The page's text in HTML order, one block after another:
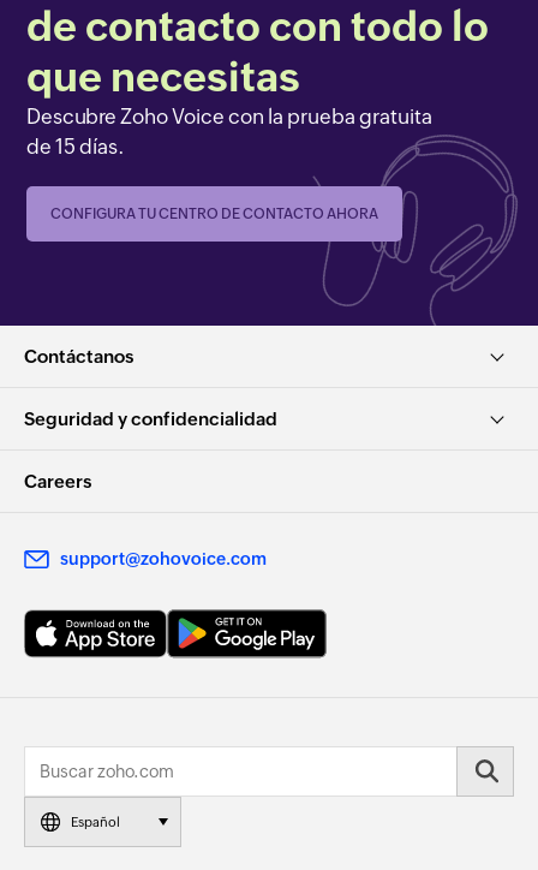
de contacto con todo lo
que necesitas
Descubre Zoho Voice con la prueba gratuita
de 15 días.
CONFIGURA TU CENTRO DE CONTACTO AHORA
Contáctanos
Seguridad y confidencialidad
Careers
support@zohovoice.com
Español